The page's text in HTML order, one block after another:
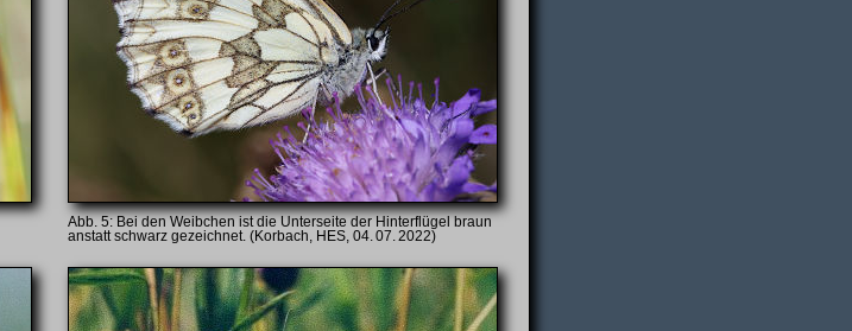
Bei den Weibchen ist die Unterseite der Hinterflügel braun
anstatt schwarz gezeichnet. (Korbach, HES, 04. 07. 2022)